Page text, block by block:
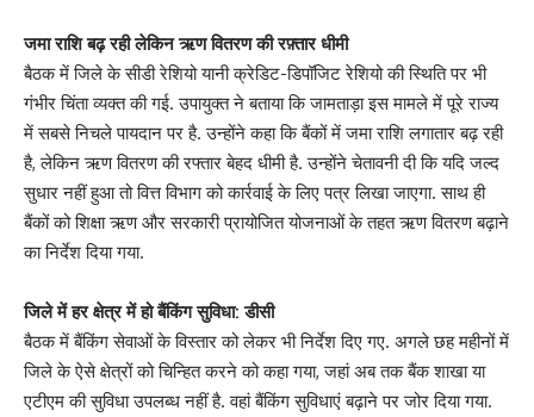
जमा राशि बढ़ रही लेकिन ऋण वितरण की रफ़्तार धीमी
बैठक में जिले के सीडी रेशियो यानी क्रेडिट-डिपॉजिट रेशियो की स्थिति पर भी
गंभीर चिंता व्यक्त की गई. उपायुक्त ने बताया कि जामताड़ा इस मामले में पूरे राज्य
में सबसे निचले पायदान पर है. उन्होंने कहा कि बैंकों में जमा राशि लगातार बढ़ रही
है, लेकिन ऋण वितरण की रफ्तार बेहद धीमी है. उन्होंने चेतावनी दी कि यदि जल्द
सुधार नहीं हुआ तो वित्त विभाग को कार्रवाई के लिए पत्र लिखा जाएगा. साथ ही
बैंकों को शिक्षा ऋण और सरकारी प्रायोजित योजनाओं के तहत ऋण वितरण बढ़ाने
का निर्देश दिया गया.
जिले में हर क्षेत्र में हो बैंकिंग सुविधा: डीसी
बैठक में बैंकिंग सेवाओं के विस्तार को लेकर भी निर्देश दिए गए. अगले छह महीनों में
जिले के ऐसे क्षेत्रों को चिन्हित करने को कहा गया, जहां अब तक बैंक शाखा या
एटीएम की सुविधा उपलब्ध नहीं है. वहां बैंकिंग सुविधाएं बढ़ाने पर जोर दिया गया.